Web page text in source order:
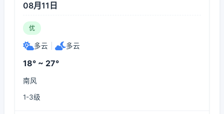
08月11日
优
多云 多云
18° ~ 27°
南风
1-3级